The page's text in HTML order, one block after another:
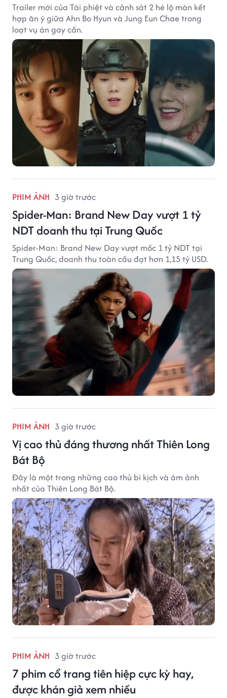
Trailer mới của Tài phiệt và cảnh sát 2 hé lộ màn kết
hợp ăn ý giữa Ahn Bo Hyun và Jung Eun Chae trong
loạt vụ án gay cấn.
PHIM ẢNH 3 giờ trước
Spider-Man: Brand New Day vượt 1 tỷ
NDT doanh thu tại Trung Quốc
Spider-Man: Brand New Day vượt mốc 1 tỷ NDT tại
Trung Quốc, doanh thu toàn cầu đạt hơn 1,15 tỷ USD.
PHIM ẢNH 3 giờ trước
Vị cao thủ đáng thương nhất Thiên Long
Bát Bộ
Đây là một trong những cao thủ bi kịch và ám ảnh
nhất của Thiên Long Bát Bộ.
PHIM ẢNH 3 giờ trước
7 phim cổ trang tiên hiệp cực kỳ hay,
được khán giả xem nhiều